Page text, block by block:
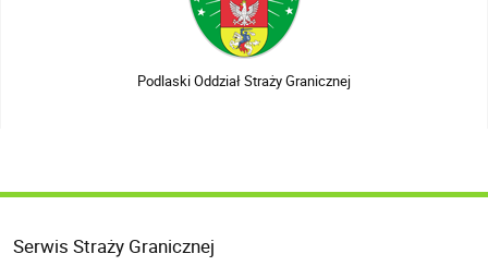
Podlaski Oddział Straży Granicznej
Serwis Straży Granicznej